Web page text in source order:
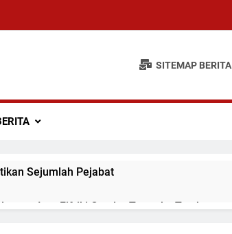
SITEMAP BERITA
Sejumlah Pejabat
Iptu Fifriki Candra Turun ke Tombang